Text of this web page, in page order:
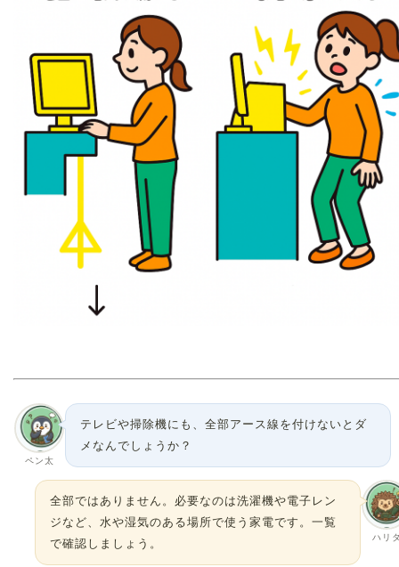
ペン太
テレビや掃除機にも、全部アース線を付けないとダ
メなんでしょうか？
ハリ
全部ではありません。必要なのは洗濯機や電子レン
ジなど、水や湿気のある場所で使う家電です。一覧
で確認しましょう。